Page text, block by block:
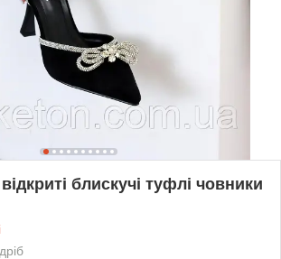
блискучі туфлі човники